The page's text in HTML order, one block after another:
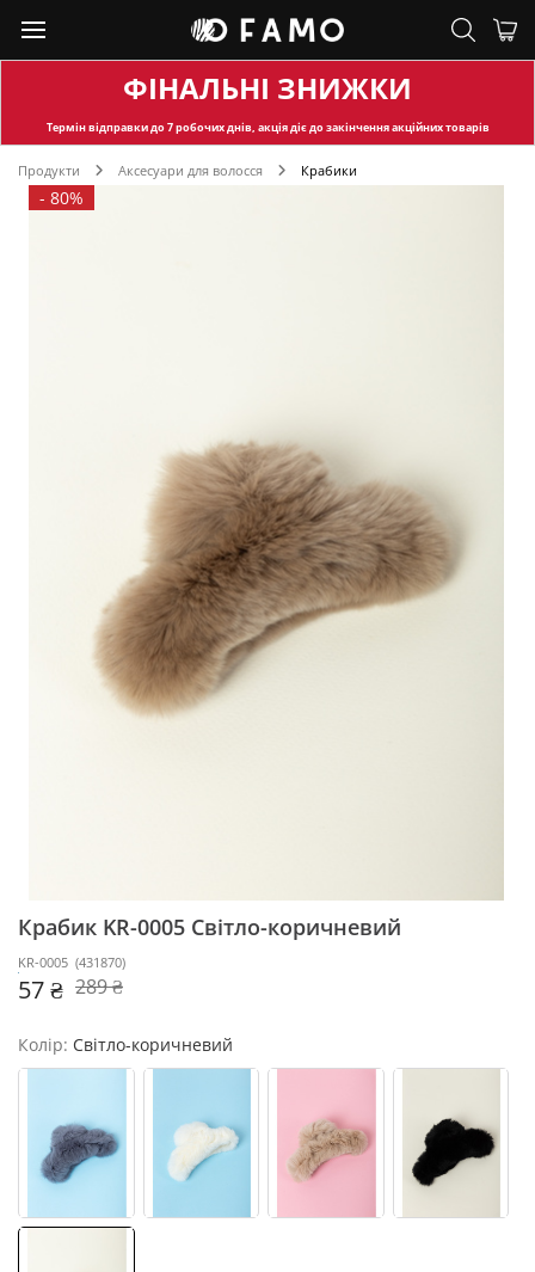
ФІНАЛЬНІ ЗНИЖКИ
Термін відправкидо 7 робочих днів, акція діє до закінчення акційних товарів
Продукти Аксесуари для волосся Крабики
- 80%
Крабик KR-0005 Світло-коричневий
KR-0005 (431870)
57 ₴ 289 ₴
Колір: Світло-коричневий